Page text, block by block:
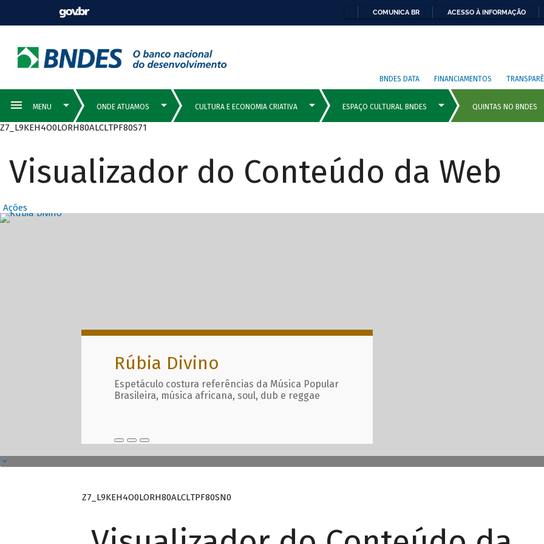
COMUNICA BR ACESSO À INFORMAÇÃO
BNDES DATA FINANCIAMENTOS
Z7_L9KEH4O0LORH80ALCLTPF80S71
Visualizador do Conteúdo da Web
Ações
Destaques Principais com
Rúbia Divino
Espetáculo costura referências da Música Popular
Brasileira, música africana, soul, dub e reggae
Z7_L9KEH4O0LORH80ALCLTPF80SN0